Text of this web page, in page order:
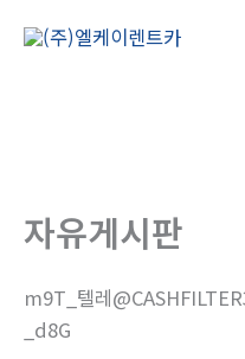
자유게시판
m9T_텔레
_d8G